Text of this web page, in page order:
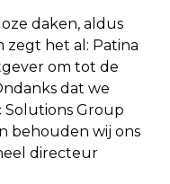
daken, aldus
zegt het al: Patina
om tot de
dat we
Group
behouden wij ons
directeur